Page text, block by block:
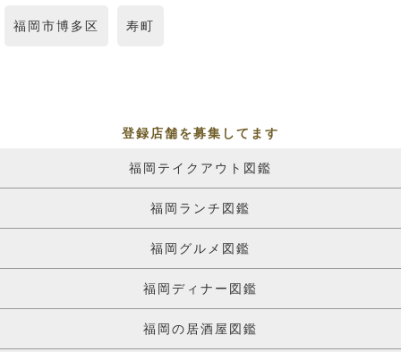
福岡市博多区 寿町
登録店舗を募集してます
福岡テイクアウト図鑑
福岡ランチ図鑑
福岡グルメ図鑑
福岡ディナー図鑑
福岡の居酒屋図鑑